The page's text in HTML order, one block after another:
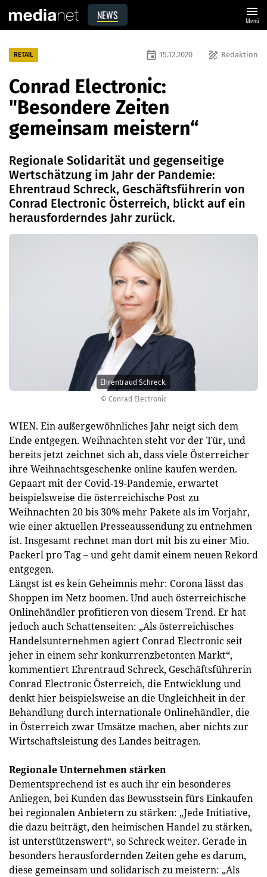
NEWS menu
Menü
© Conrad Electronic
Ehrentraud Schreck.
RETAIL draw Redaktion
event 15.12.2020
Conrad Electronic:
"Besondere Zeiten
gemeinsam meistern“
Regionale Solidarität und gegenseitige
Wertschätzung im Jahr der Pandemie:
Ehrentraud Schreck, Geschäftsführerin von
Conrad Electronic Österreich, blickt auf ein
herausforderndes Jahr zurück.
WIEN. Ein außergewöhnliches Jahr neigt sich dem
Ende entgegen. Weihnachten steht vor der Tür, und
bereits jetzt zeichnet sich ab, dass viele Österreicher
ihre Weihnachtsgeschenke online kaufen werden.
Gepaart mit der Covid-19-Pandemie, erwartet
beispielsweise die österreichische Post zu
Weihnachten 20 bis 30% mehr Pakete als im Vorjahr,
wie einer aktuellen Presseaussendung zu entnehmen
ist. Insgesamt rechnet man dort mit bis zu einer Mio.
Packerl pro Tag – und geht damit einem neuen Rekord
entgegen.
Längst ist es kein Geheimnis mehr: Corona lässt das
Shoppen im Netz boomen. Und auch österreichische
Onlinehändler profitieren von diesem Trend. Er hat
jedoch auch Schattenseiten: „Als österreichisches
Handelsunternehmen agiert Conrad Electronic seit
jeher in einem sehr konkurrenzbetonten Markt“,
kommentiert Ehrentraud Schreck, Geschäftsführerin
Conrad Electronic Österreich, die Entwicklung und
denkt hier beispielsweise an die Ungleichheit in der
Behandlung durch internationale Onlinehändler, die
in Österreich zwar Umsätze machen, aber nichts zur
Wirtschaftsleistung des Landes beitragen.
Regionale Unternehmen stärken
Dementsprechend ist es auch ihr ein besonderes
Anliegen, bei Kunden das Bewusstsein fürs Einkaufen
bei regionalen Anbietern zu stärken: „Jede Initiative,
die dazu beiträgt, den heimischen Handel zu stärken,
ist unterstützenswert“, so Schreck weiter. Gerade in
besonders herausfordernden Zeiten gehe es darum,
diese gemeinsam und solidarisch zu meistern: „Als